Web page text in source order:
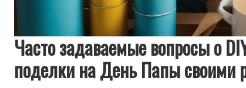
Часто задаваемые вопросы о
поделки на День Папы своими